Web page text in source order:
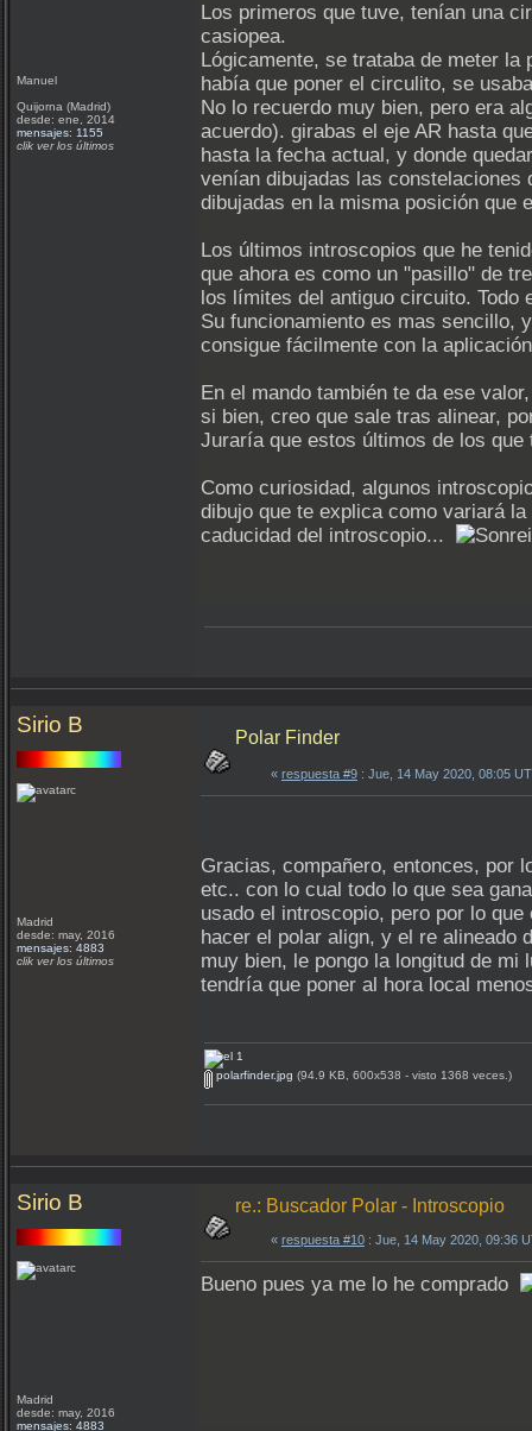
Manuel
Quijorna (Madrid)
desde: ene, 2014
mensajes: 1155
clik ver los últimos
Los primeros que tuve, tenían una
casiopea.
Lógicamente, se trataba de meter
había que poner el circulito, se
No lo recuerdo muy bien, pero era
acuerdo). girabas el eje AR hasta
hasta la fecha actual, y donde
venían dibujadas las constelaciones
dibujadas en la misma posición
Los últimos introscopios que he
que ahora es como un "pasillo" de
los límites del antiguo circuito. Todo
Su funcionamiento es mas sencillo,
consigue fácilmente con la
En el mando también te da ese
si bien, creo que sale tras alinear,
Juraría que estos últimos de los
Como curiosidad, algunos
dibujo que te explica como variará
caducidad del introscopio...
Sirio B
Madrid
desde: may, 2016
mensajes: 4883
clik ver los últimos
Polar Finder
« respuesta #9 : Jue, 14 May 2020, 08:05
Gracias, compañero, entonces, por
etc.. con lo cual todo lo que sea
usado el introscopio, pero por lo
hacer el polar align, y el re alineado
muy bien, le pongo la longitud de mi
tendría que poner al hora local
polarfinder.jpg (94.9 KB, 600x538 - visto 1368 veces.)
Sirio B
Madrid
desde: may, 2016
mensajes: 4883
re.: Buscador Polar - Introscopio
« respuesta #10 : Jue, 14 May 2020, 09:36
Bueno pues ya me lo he comprado